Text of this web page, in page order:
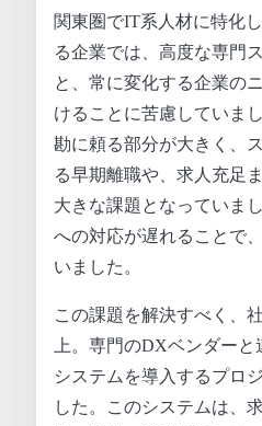
関東圏でIT系人材に特化
る企業では、高度な専門
と、常に変化する企業の
けることに苦慮していま
勘に頼る部分が大きく、
る早期離職や、求人充足
大きな課題となっていま
への対応が遅れることで
いました。
この課題を解決すべく、
上。専門のDXベンダー
システムを導入するプロ
した。このシステムは、